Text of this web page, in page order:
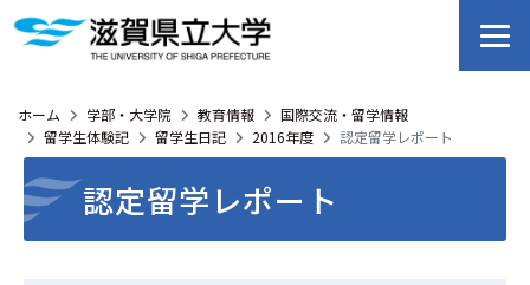
ホーム 学部・大学院 教育情報
国際交流・留学情報
留学生体験記
留学生日記 2016年度 認定留学レポート
認定留学レポート